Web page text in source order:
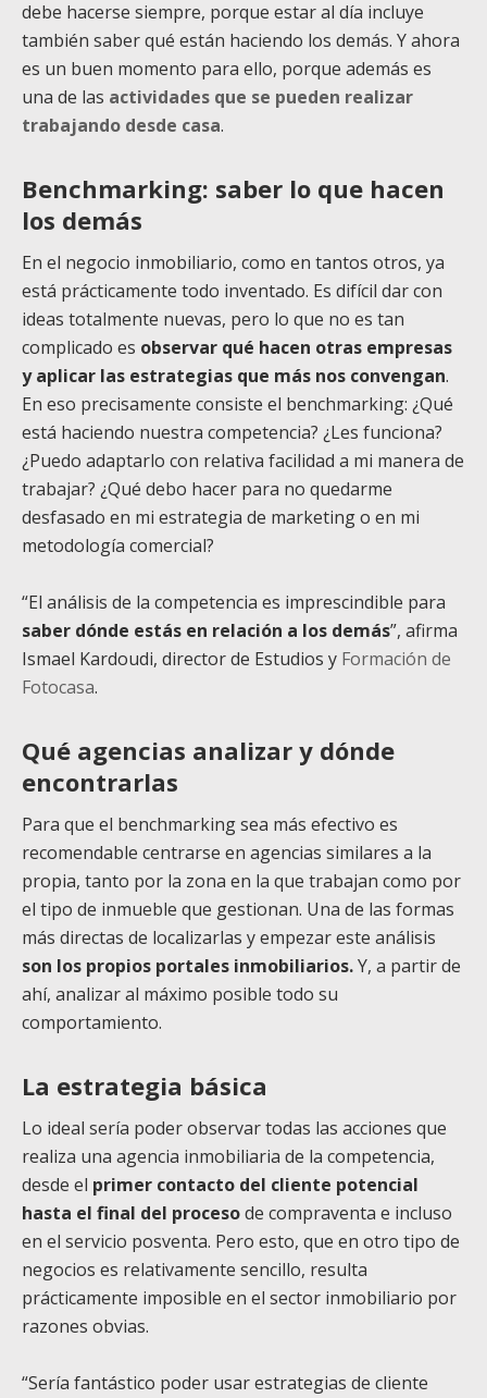
debe hacerse siempre, porque estar al día incluye
también saber qué están haciendo los demás. Y ahora
es un buen momento para ello, porque además es
una de las actividades que se pueden realizar
trabajando desde casa.
Benchmarking: saber lo que hacen
los demás
En el negocio inmobiliario, como en tantos otros, ya
está prácticamente todo inventado. Es difícil dar con
ideas totalmente nuevas, pero lo que no es tan
complicado es observar qué hacen otras empresas
y aplicar las estrategias que más nos convengan.
En eso precisamente consiste el benchmarking: ¿Qué
está haciendo nuestra competencia? ¿Les funciona?
¿Puedo adaptarlo con relativa facilidad a mi manera de
trabajar? ¿Qué debo hacer para no quedarme
desfasado en mi estrategia de marketing o en mi
metodología comercial?
“El análisis de la competencia es imprescindible para
saber dónde estás en relación a los demás”, afirma
Ismael Kardoudi, director de Estudios y Formación de
Fotocasa.
Qué agencias analizar y dónde
encontrarlas
Para que el benchmarking sea más efectivo es
recomendable centrarse en agencias similares a la
propia, tanto por la zona en la que trabajan como por
el tipo de inmueble que gestionan. Una de las formas
más directas de localizarlas y empezar este análisis
son los propios portales inmobiliarios.Y, a partir de
ahí, analizar al máximo posible todo su
comportamiento.
La estrategia básica
Lo ideal sería poder observar todas las acciones que
realiza una agencia inmobiliaria de la competencia,
desde el primer contacto del cliente potencial
hasta el final del procesode compraventa e incluso
en el servicio posventa. Pero esto, que en otro tipo de
negocios es relativamente sencillo, resulta
prácticamente imposible en el sector inmobiliario por
razones obvias.
“Sería fantástico poder usar estrategias de cliente